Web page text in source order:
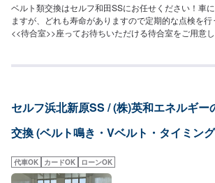
ベルト類交換はセルフ和田SSにお任せください！車
ますが、どれも寿命がありますので定期的な点検を行
<<待合室>>座ってお待ちいただける待合室をご用意
セルフ浜北新原SS / (株)英和エネルギー
交換 (ベルト鳴き・Vベルト・タイミン
代車OK カードOK ローンOK